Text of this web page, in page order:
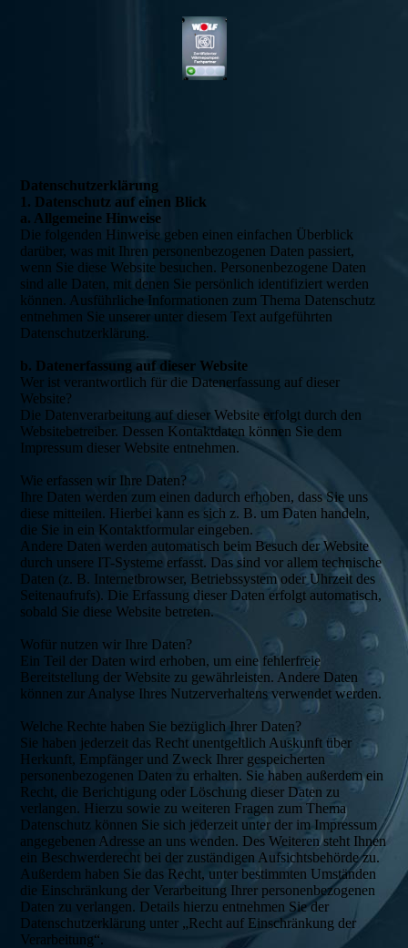
Daten­­schutz­­erklärung
1. Datenschutz auf einen Blick
a. Allgemeine Hinweise
Die folgenden Hinweise geben einen einfachen Überblick
darüber, was mit Ihren personenbezogenen Daten passiert,
wenn Sie diese Website besuchen. Personenbezogene Daten
sind alle Daten, mit denen Sie persönlich identifiziert werden
können. Ausführliche Informationen zum Thema Datenschutz
entnehmen Sie unserer unter diesem Text aufgeführten
Datenschutzerklärung.
b. Datenerfassung auf dieser Website
Wer ist verantwortlich für die Datenerfassung auf dieser
Website?
Die Datenverarbeitung auf dieser Website erfolgt durch den
Websitebetreiber. Dessen Kontaktdaten können Sie dem
Impressum dieser Website entnehmen.
Wie erfassen wir Ihre Daten?
Ihre Daten werden zum einen dadurch erhoben, dass Sie uns
diese mitteilen. Hierbei kann es sich z. B. um Daten handeln,
die Sie in ein Kontaktformular eingeben.
Andere Daten werden automatisch beim Besuch der Website
durch unsere IT-Systeme erfasst. Das sind vor allem technische
Daten (z. B. Internetbrowser, Betriebssystem oder Uhrzeit des
Seitenaufrufs). Die Erfassung dieser Daten erfolgt automatisch,
sobald Sie diese Website betreten.
Wofür nutzen wir Ihre Daten?
Ein Teil der Daten wird erhoben, um eine fehlerfreie
Bereitstellung der Website zu gewährleisten. Andere Daten
können zur Analyse Ihres Nutzerverhaltens verwendet werden.
Welche Rechte haben Sie bezüglich Ihrer Daten?
Sie haben jederzeit das Recht unentgeltlich Auskunft über
Herkunft, Empfänger und Zweck Ihrer gespeicherten
personenbezogenen Daten zu erhalten. Sie haben außerdem ein
Recht, die Berichtigung oder Löschung dieser Daten zu
verlangen. Hierzu sowie zu weiteren Fragen zum Thema
Datenschutz können Sie sich jederzeit unter der im Impressum
angegebenen Adresse an uns wenden. Des Weiteren steht Ihnen
ein Beschwerderecht bei der zuständigen Aufsichtsbehörde zu.
Außerdem haben Sie das Recht, unter bestimmten Umständen
die Einschränkung der Verarbeitung Ihrer personenbezogenen
Daten zu verlangen. Details hierzu entnehmen Sie der
Datenschutzerklärung unter „Recht auf Einschränkung der
Verarbeitung“.